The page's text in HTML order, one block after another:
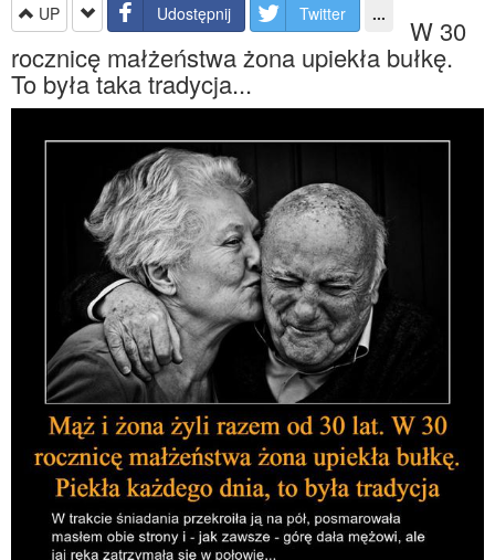
UP Udostępnij Twitter ... W 30
rocznicę małżeństwa żona upiekła bułkę.
To była taka tradycja...